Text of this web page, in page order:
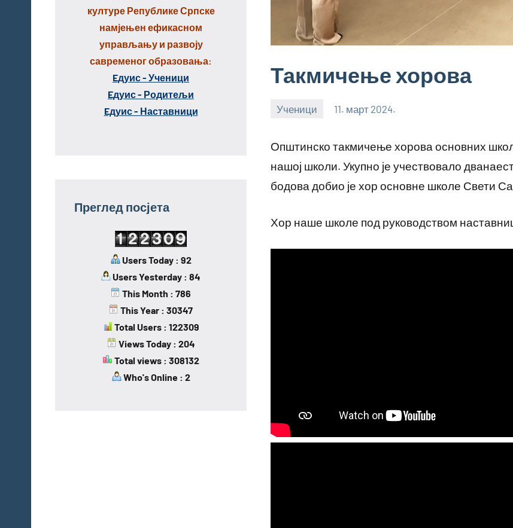
Такмичење хорова
Ученици 11. март 2024.
bstankovic
Општинско такмичење хорова основних
нашој школи. Укупно је учествовало
бодова добио је хор основне школе Свети
Хор наше школе под руководством
културе Републике Српске
намјењен ефикасном
управљању и развоју
савременог образовања:
Eдуис - Ученици
Eдуис - Родитељи
Eдуис - Наставници
Преглед посјета
Users Today : 92
Users Yesterday : 84
This Month : 786
This Year : 30347
Total Users : 122309
Views Today : 204
Total views : 308132
Who's Online : 2